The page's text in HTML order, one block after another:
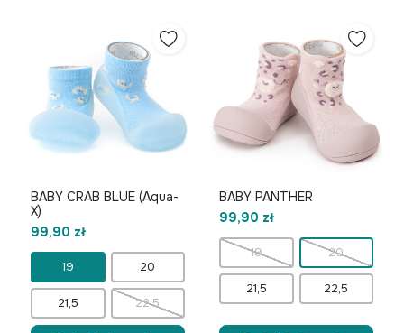
BABY CRAB BLUE (Aqua-
X)
99,90 zł
19 20
21,5 22,5
BABY PANTHER
99,90 zł
19 20
21,5 22,5